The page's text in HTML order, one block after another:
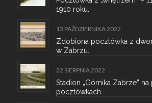
1910 roku.
13 PAŹDZIERNIKA 2022
Zdobiona pocztówka z
w Zabrzu.
22 SIERPNIA 2022
Stadion „Górnika Zabrze”
pocztówkach.